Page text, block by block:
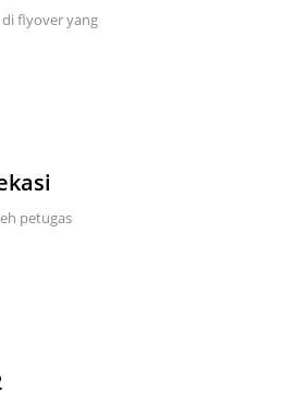
di flyover yang
petugas